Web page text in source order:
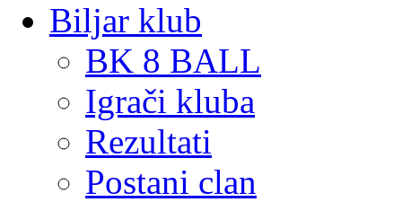
Biljar klub
BK 8 BALL
Igrači kluba
Rezultati
Postani clan